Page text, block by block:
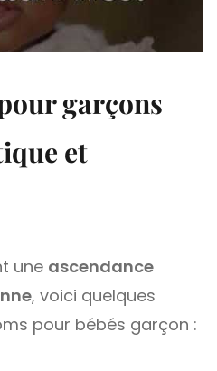
garçons
et
une ascendance
, voici quelques
pour bébés garçon :